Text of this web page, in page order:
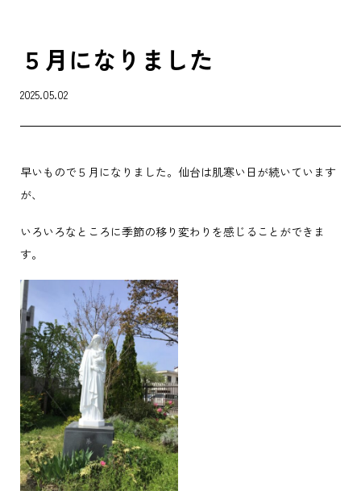
５月になりました
2025.05.02
早いもので５月になりました。仙台は肌寒い日が続いています
が、
いろいろなところに季節の移り変わりを感じることができま
す。